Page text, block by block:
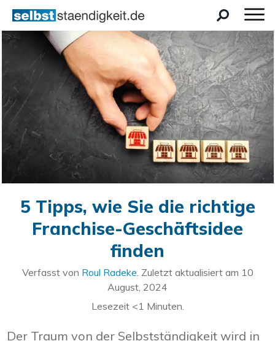
5 Tipps, wie Sie die richtige
Franchise-Geschäftsidee
finden
Verfasst von Roul Radeke. Zuletzt aktualisiert am 10
August, 2024
Lesezeit <1 Minuten.
Der Traum von der Selbstständigkeit wird in